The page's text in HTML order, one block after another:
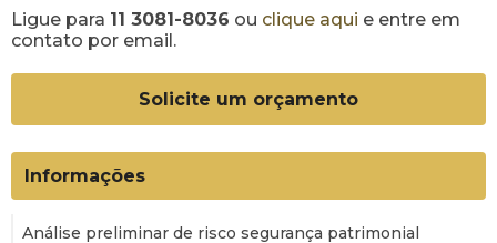
Ligue para 11 3081-8036 ou clique aqui e entre em
contato por email.
Solicite um orçamento
Informações
Análise preliminar de risco segurança patrimonial